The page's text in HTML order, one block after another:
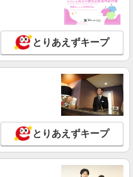
とりあえずキープ
とりあえずキープ